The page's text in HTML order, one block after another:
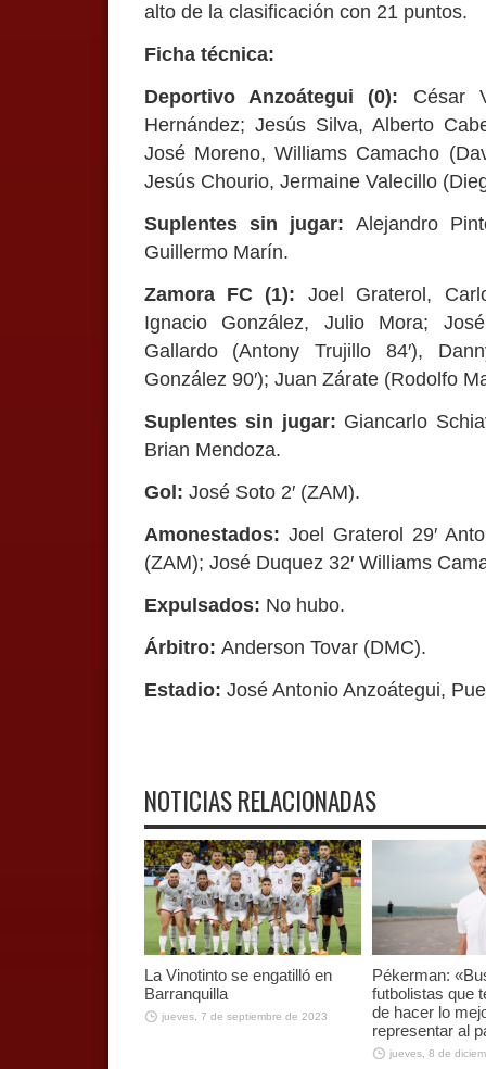
alto de la clasificación con 21 puntos.
Ficha técnica:
Deportivo Anzoátegui (0):
César
Hernández; Jesús Silva, Alberto
José Moreno, Williams Camacho
Jesús Chourio, Jermaine Valecillo
Suplentes sin jugar: Alejandro
Guillermo Marín.
Zamora FC (1):
Joel Graterol,
Ignacio González, Julio Mora;
Gallardo (Antony Trujillo 84′),
González 90′); Juan Zárate (Rodolfo
Suplentes sin jugar: Giancarlo
Brian Mendoza.
Gol: José Soto 2′ (ZAM).
Amonestados: Joel Graterol 29′
(ZAM); José Duquez 32′ Williams
Expulsados: No hubo.
Árbitro: Anderson Tovar (DMC).
Estadio: José Antonio Anzoátegui,
NOTICIAS RELACIONADAS
La Vinotinto se engatilló en
Barranquilla
jueves, 7 de septiembre de 2023
Pékerman:
futbolistas que
de hacer lo
representar al
jueves, 8 de